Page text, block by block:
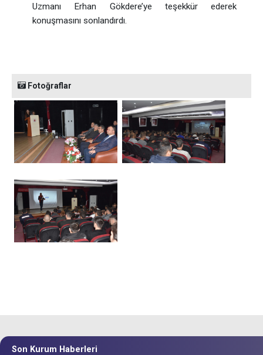
Uzmanı Erhan Gökdere’ye teşekkür ederek
konuşmasını sonlandırdı.
Fotoğraflar
Son Kurum Haberleri